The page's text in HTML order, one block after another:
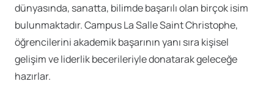
dünyasında, sanatta, bilimde başarılı olan birçok isim
bulunmaktadır. Campus La Salle Saint Christophe,
öğrencilerini akademik başarının yanı sıra kişisel
gelişim ve liderlik becerileriyle donatarak geleceğe
hazırlar.